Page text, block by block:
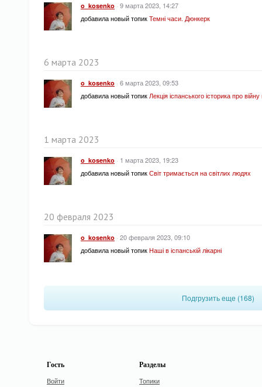
o_kosenko · 9 марта 2023, 14:27
добавила новый топикТемні часи. Дюнкерк
6 марта 2023
o_kosenko · 6 марта 2023, 09:53
добавила новый топик Лекція іспанського історика про війну
1 марта 2023
o_kosenko · 1 марта 2023, 19:23
добавила новый топикСвіт тримається на світлих людях
20 февраля 2023
o_kosenko · 20 февраля 2023, 09:10
добавила новый топикНаші в іспанській лікарні
Подгрузить еще (168)
Гость
Войти
Разделы
Топики